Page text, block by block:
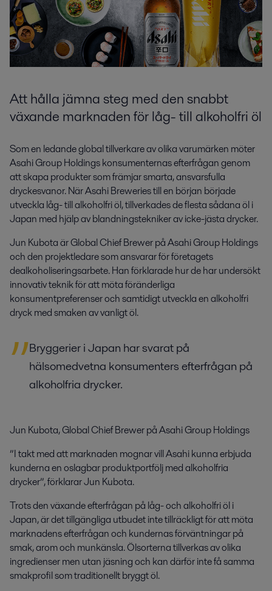
Att hålla jämna steg med den snabbt
växande marknaden för låg- till alkoholfri öl
Som en ledande global tillverkare av olika varumärken möter
Asahi Group Holdings konsumenternas efterfrågan genom
att skapa produkter som främjar smarta, ansvarsfulla
dryckesvanor. När Asahi Breweries till en början började
utveckla låg- till alkoholfri öl, tillverkades de flesta sådana öl i
Japan med hjälp av blandningstekniker av icke-jästa drycker.
Jun Kubota är Global Chief Brewer på Asahi Group Holdings
och den projektledare som ansvarar för företagets
dealkoholiseringsarbete. Han förklarade hur de har undersökt
innovativ teknik för att möta föränderliga
konsumentpreferenser och samtidigt utveckla en alkoholfri
dryck med smaken av vanligt öl.
Bryggerier i Japan har svarat på
hälsomedvetna konsumenters efterfrågan på
alkoholfria drycker.
Jun Kubota, Global Chief Brewer på Asahi Group Holdings
”I takt med att marknaden mognar vill Asahi kunna erbjuda
kunderna en oslagbar produktportfölj med alkoholfria
drycker”, förklarar Jun Kubota.
Trots den växande efterfrågan på låg- och alkoholfri öl i
Japan, är det tillgängliga utbudet inte tillräckligt för att möta
marknadens efterfrågan och kundernas förväntningar på
smak, arom och munkänsla. Ölsorterna tillverkas av olika
ingredienser men utan jäsning och kan därför inte få samma
smakprofil som traditionellt bryggt öl.